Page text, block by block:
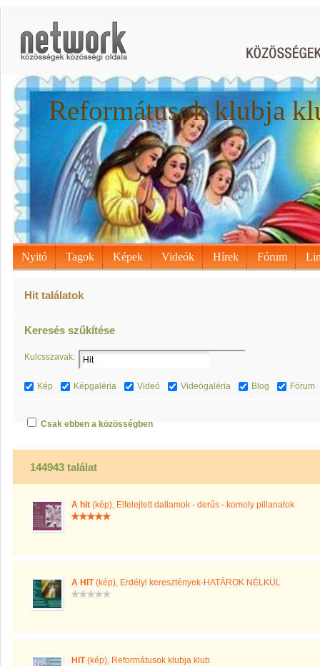
Reformátusok klubja
Nyitó Tagok Képek Videók Hírek Fórum
Hit találatok
Keresés szűkítése
Kulcsszavak:
Kép Képgaléria Videó Videógaléria Blog Fórum
Csak ebben a közösségben
144943 találat
A hit (kép), Elfelejtett dallamok - derűs - komoly pillanatok
A HIT(kép), Erdélyi keresztények-HATÁROK NÉLKÜL
HIT(kép), Reformátusok klubja klub